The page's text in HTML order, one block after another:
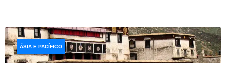
ÁSIA E PACÍFICO